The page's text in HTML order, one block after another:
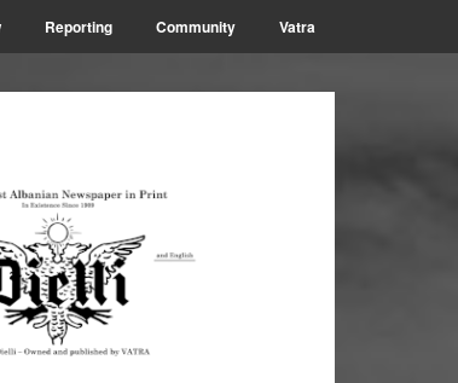
Reporting Community Vatra